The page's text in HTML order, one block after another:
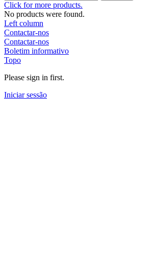
Click for more products.
No products were found.
Left column
Contactar-nos
Contactar-nos
Boletim informativo
Topo
Please sign in first.
Iniciar sessão